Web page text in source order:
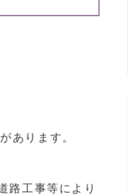
あります。
路工事等により